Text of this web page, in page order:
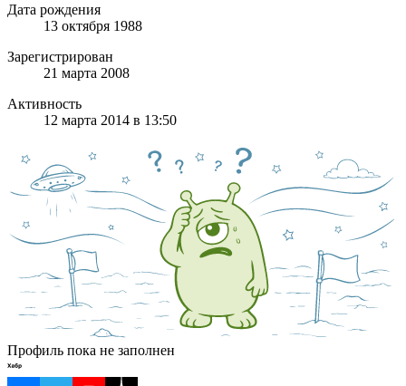
Дата рождения
13 октября 1988
Зарегистрирован
21 марта 2008
Активность
12 марта 2014 в 13:50
Профиль пока не заполнен